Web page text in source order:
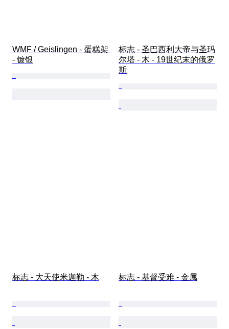
WMF / Geislingen - 蛋糕架
- 镀银
标志 - 圣巴西利大帝与圣玛
尔塔 - 木 - 19世纪末的俄罗
斯
标志 - 大天使米迦勒 - 木 标志 - 基督受难 - 金属